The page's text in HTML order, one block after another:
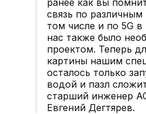
связь по различным
том числе и по 5G
нас также было
проектом. Теперь
картины нашим
осталось только
водой и пазл
старший инженер
Евгений Дегтярев.